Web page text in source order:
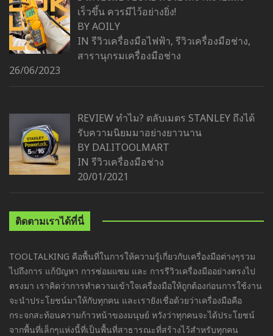
เร็วขึ้น ควรมีไว้อย่างยิ่ง!
BY AOILY
IN รีวิวเครื่องมือไฟฟ้า, รีวิวเครื่องมือช่าง,
สารานุกรมเครื่องมือช่าง
26/06/2023
REVIEW ทำไม? ตลับเมตร STANLEY ถึงได้
รับความนิยมมาอย่างยาวนาน
BY DAI.ITOOLMART
IN รีวิวเครื่องมือช่าง
20/01/2021
ติดตามเราได้ที่นี่
TOOLTALKING คือพื้นที่ในการให้ความรู้เกี่ยวกับเครื่องมือต่างๆรวม
ไปถึงการ แก้ปัญหา การซ่อมแซม และ การรีวิวเครื่องมืออย่างตรงไป
ตรงมา เราคิดว่าการทำความเข้าใจเครื่องมือให้ถูกต้องก่อนการใช้งาน
จะนำประโยชน์มาให้กับทุกคน และเรายังเชื่อด้วยว่าเครื่องมือคือ
กระจกสะท้อนความก้าวหน้าของมนุษย์ หวังว่าทุกคนจะได้ประโยชน์
จากพื้นที่เล็กๆแห่งนี้ที่เป็นพื้นที่สาธารณะที่สร้างไว้สำหรับทุกคน